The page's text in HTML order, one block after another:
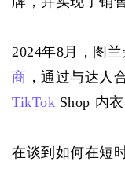
2024年8月，图
商 ，通过与达人
TikTok Shop 内
在谈到如何在短